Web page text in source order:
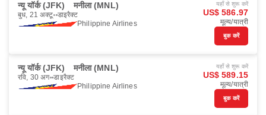
न्यू यॉर्क (JFK) मनीला (MNL)
बुध, 21 अक्टू॰ डाइरैक्ट
Philippine Airlines
यहाँ से शुरू करें
US$ 586.97
मूल्य/यात्री
बुक करें
न्यू यॉर्क (JFK) मनीला (MNL)
रवि, 30 अग॰ डाइरैक्ट
Philippine Airlines
यहाँ से शुरू करें
US$ 589.15
मूल्य/यात्री
बुक करें